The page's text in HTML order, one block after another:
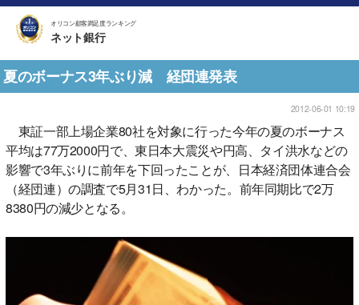
オリコン顧客満足度ランキング
ネット銀行
夏のボーナス3年ぶり減 経団連発表
2012-06-01 10:19
東証一部上場企業80社を対象に行った今年の夏のボーナス
平均は77万2000円で、東日本大震災や円高、タイ洪水などの
影響で3年ぶりに前年を下回ったことが、日本経済団体連合会
（経団連）の調査で5月31日、わかった。前年同期比で2万
8380円の減少となる。